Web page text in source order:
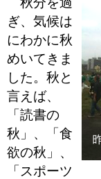
ぎ、気候は
にわかに秋
めいてきま
した。秋と
言えば、
「読書の
秋」、「食
欲の秋」、
「スポーツ